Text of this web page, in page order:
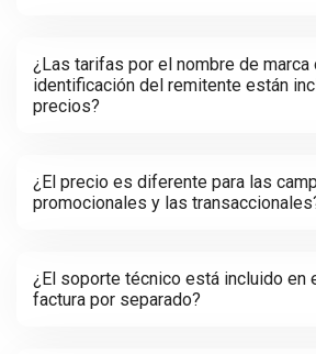
¿Las tarifas por el nombre de marca
identificación del remitente están
precios?
¿El precio es diferente para las
promocionales y las
¿El soporte técnico está incluido en
factura por separado?